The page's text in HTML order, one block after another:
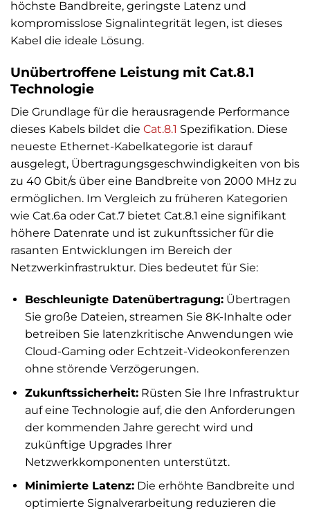
höchste Bandbreite, geringste Latenz und
kompromisslose Signalintegrität legen, ist dieses
Kabel die ideale Lösung.
Unübertroffene Leistung mit Cat.8.1
Technologie
Die Grundlage für die herausragende Performance
dieses Kabels bildet die Cat.8.1 Spezifikation. Diese
neueste Ethernet-Kabelkategorie ist darauf
ausgelegt, Übertragungsgeschwindigkeiten von bis
zu 40 Gbit/s über eine Bandbreite von 2000 MHz zu
ermöglichen. Im Vergleich zu früheren Kategorien
wie Cat.6a oder Cat.7 bietet Cat.8.1 eine signifikant
höhere Datenrate und ist zukunftssicher für die
rasanten Entwicklungen im Bereich der
Netzwerkinfrastruktur. Dies bedeutet für Sie:
Beschleunigte Datenübertragung:Übertragen
Sie große Dateien, streamen Sie 8K-Inhalte oder
betreiben Sie latenzkritische Anwendungen wie
Cloud-Gaming oder Echtzeit-Videokonferenzen
ohne störende Verzögerungen.
Zukunftssicherheit:Rüsten Sie Ihre Infrastruktur
auf eine Technologie auf, die den Anforderungen
der kommenden Jahre gerecht wird und
zukünftige Upgrades Ihrer
Netzwerkkomponenten unterstützt.
Minimierte Latenz:Die erhöhte Bandbreite und
optimierte Signalverarbeitung reduzieren die